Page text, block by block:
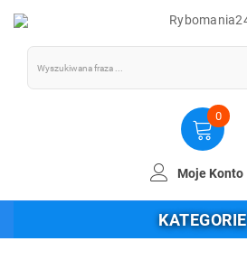
0
Moje Konto
KATEGORIE